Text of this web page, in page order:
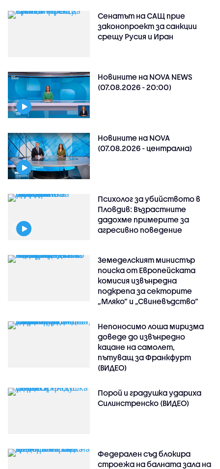
Сенатът на САЩ прие
законопроект за санкции
срещу Русия и Иран
Новините на NOVA NEWS
(07.08.2026 - 20:00)
Новините на NOVA
(07.08.2026 - централна)
Психолог за убийството в
Пловдив: Възрастните
дадохме примерите за
агресивно поведение
Земеделският министър
поиска от Европейската
комисия извънредна
подкрепа за секторите
„Мляко“ и „Свиневъдство“
Непоносимо лоша миризма
доведе до извънредно
кацане на самолет,
пътуващ за Франкфурт
(ВИДЕО)
Порой и градушка удариха
Силинстренско (ВИДЕО)
Федерален съд блокира
строежа на балната зала на